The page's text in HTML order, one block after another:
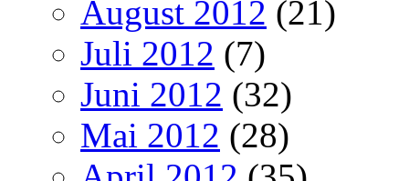
August 2012 (21)
Juli 2012 (7)
Juni 2012 (32)
Mai 2012 (28)